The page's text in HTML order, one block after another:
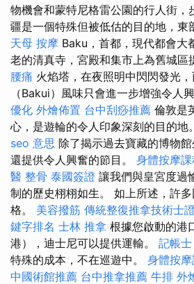
物機會和蒙特尼格雷公園的行人街，
疆是一個特殊但被低估的目的地，東
天母 按摩 Baku，首都，現代都會大
老的清真寺，宮殿和集市上為舊城區
腰痛 火焰塔，在夜照明中閃閃發光
（Bakui）風味只會進一步增強令人
優化 外燴佈置 台中刮痧推薦 倫敦是
心，是遊輪的令人印象深刻的目的地
seo 意思 除了揭示過去寶藏的博物
還提供令人興奮的節目。 身體按摩課
醫 整骨 泰國簽證 讓我們與皇宮度過
制的歷史栩栩如生。 如上所述，許
格。 美容撥筋 傳統整復推拿技術士
鍵字排名 士林 推拿 根據您啟動的港
港），迪士尼可以提供運輸。 記帳
特殊的成本，不在巡遊中。 身體按
中國術館推薦 台中推拿推薦 牛排 外